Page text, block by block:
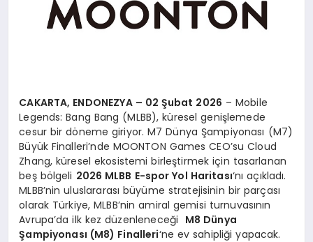
CAKARTA, ENDONEZYA – 02 Şubat 2026 – Mobile
Legends: Bang Bang (MLBB), küresel genişlemede
cesur bir döneme giriyor. M7 Dünya Şampiyonası (M7)
Büyük Finalleri’nde MOONTON Games CEO’su Cloud
Zhang, küresel ekosistemi birleştirmek için tasarlanan
beş bölgeli 2026 MLBB E-spor Yol Haritası‘nı açıkladı.
MLBB’nin uluslararası büyüme stratejisinin bir parçası
olarak Türkiye, MLBB’nin amiral gemisi turnuvasının
Avrupa’da ilk kez düzenleneceği M8 Dünya
Şampiyonası (M8) Finalleri‘ne ev sahipliği yapacak.